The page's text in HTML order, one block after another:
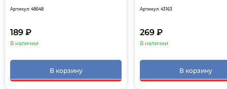
Артикул: 48648
189 ₽
В наличии
В корзину
Артикул: 43163
269 ₽
В наличии
В корзину